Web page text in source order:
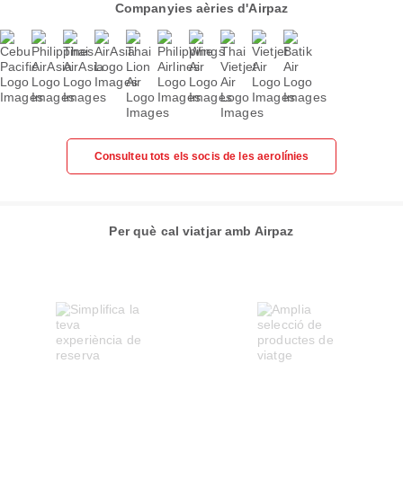
Companyies aèries d'Airpaz
Consulteu tots els socis de les aerolínies
Per què cal viatjar amb Airpaz